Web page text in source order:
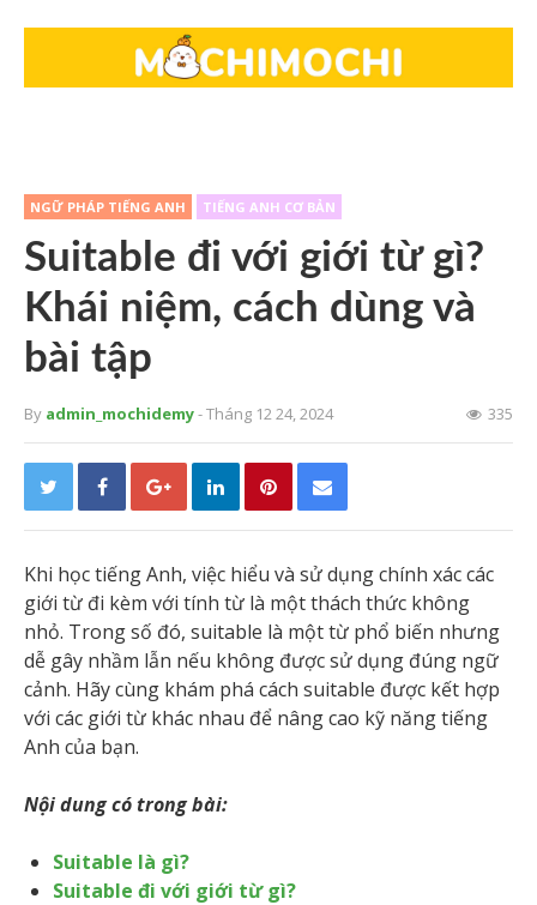
NGỮ PHÁP TIẾNG ANH TIẾNG ANH CƠ BẢN
Suitable đi với giới từ gì?
Khái niệm, cách dùng và
bài tập
By admin_mochidemy- Tháng 12 24, 2024 335
Khi học tiếng Anh, việc hiểu và sử dụng chính xác các
giới từ đi kèm với tính từ là một thách thức không
nhỏ. Trong số đó, suitable là một từ phổ biến nhưng
dễ gây nhầm lẫn nếu không được sử dụng đúng ngữ
cảnh. Hãy cùng khám phá cách suitable được kết hợp
với các giới từ khác nhau để nâng cao kỹ năng tiếng
Anh của bạn.
Nội dung có trong bài:
Suitable là gì?
Suitable đi với giới từ gì?